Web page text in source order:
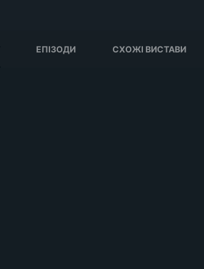
ЕПІЗОДИ СХОЖІ ВИСТАВИ